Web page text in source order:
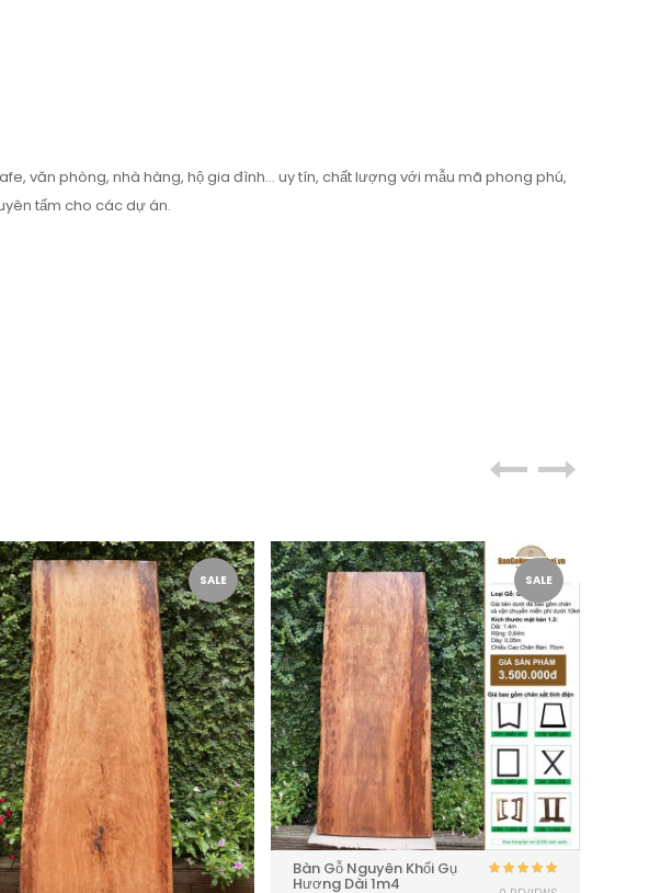
văn phòng, nhà hàng, hộ gia đình… uy tín, chất lượng với mẫu mã phong phú,
tấm cho các dự án.
SALE SALE
Bàn Gỗ Nguyên Khối Gụ
Hương Dài 1m4
Được xếp